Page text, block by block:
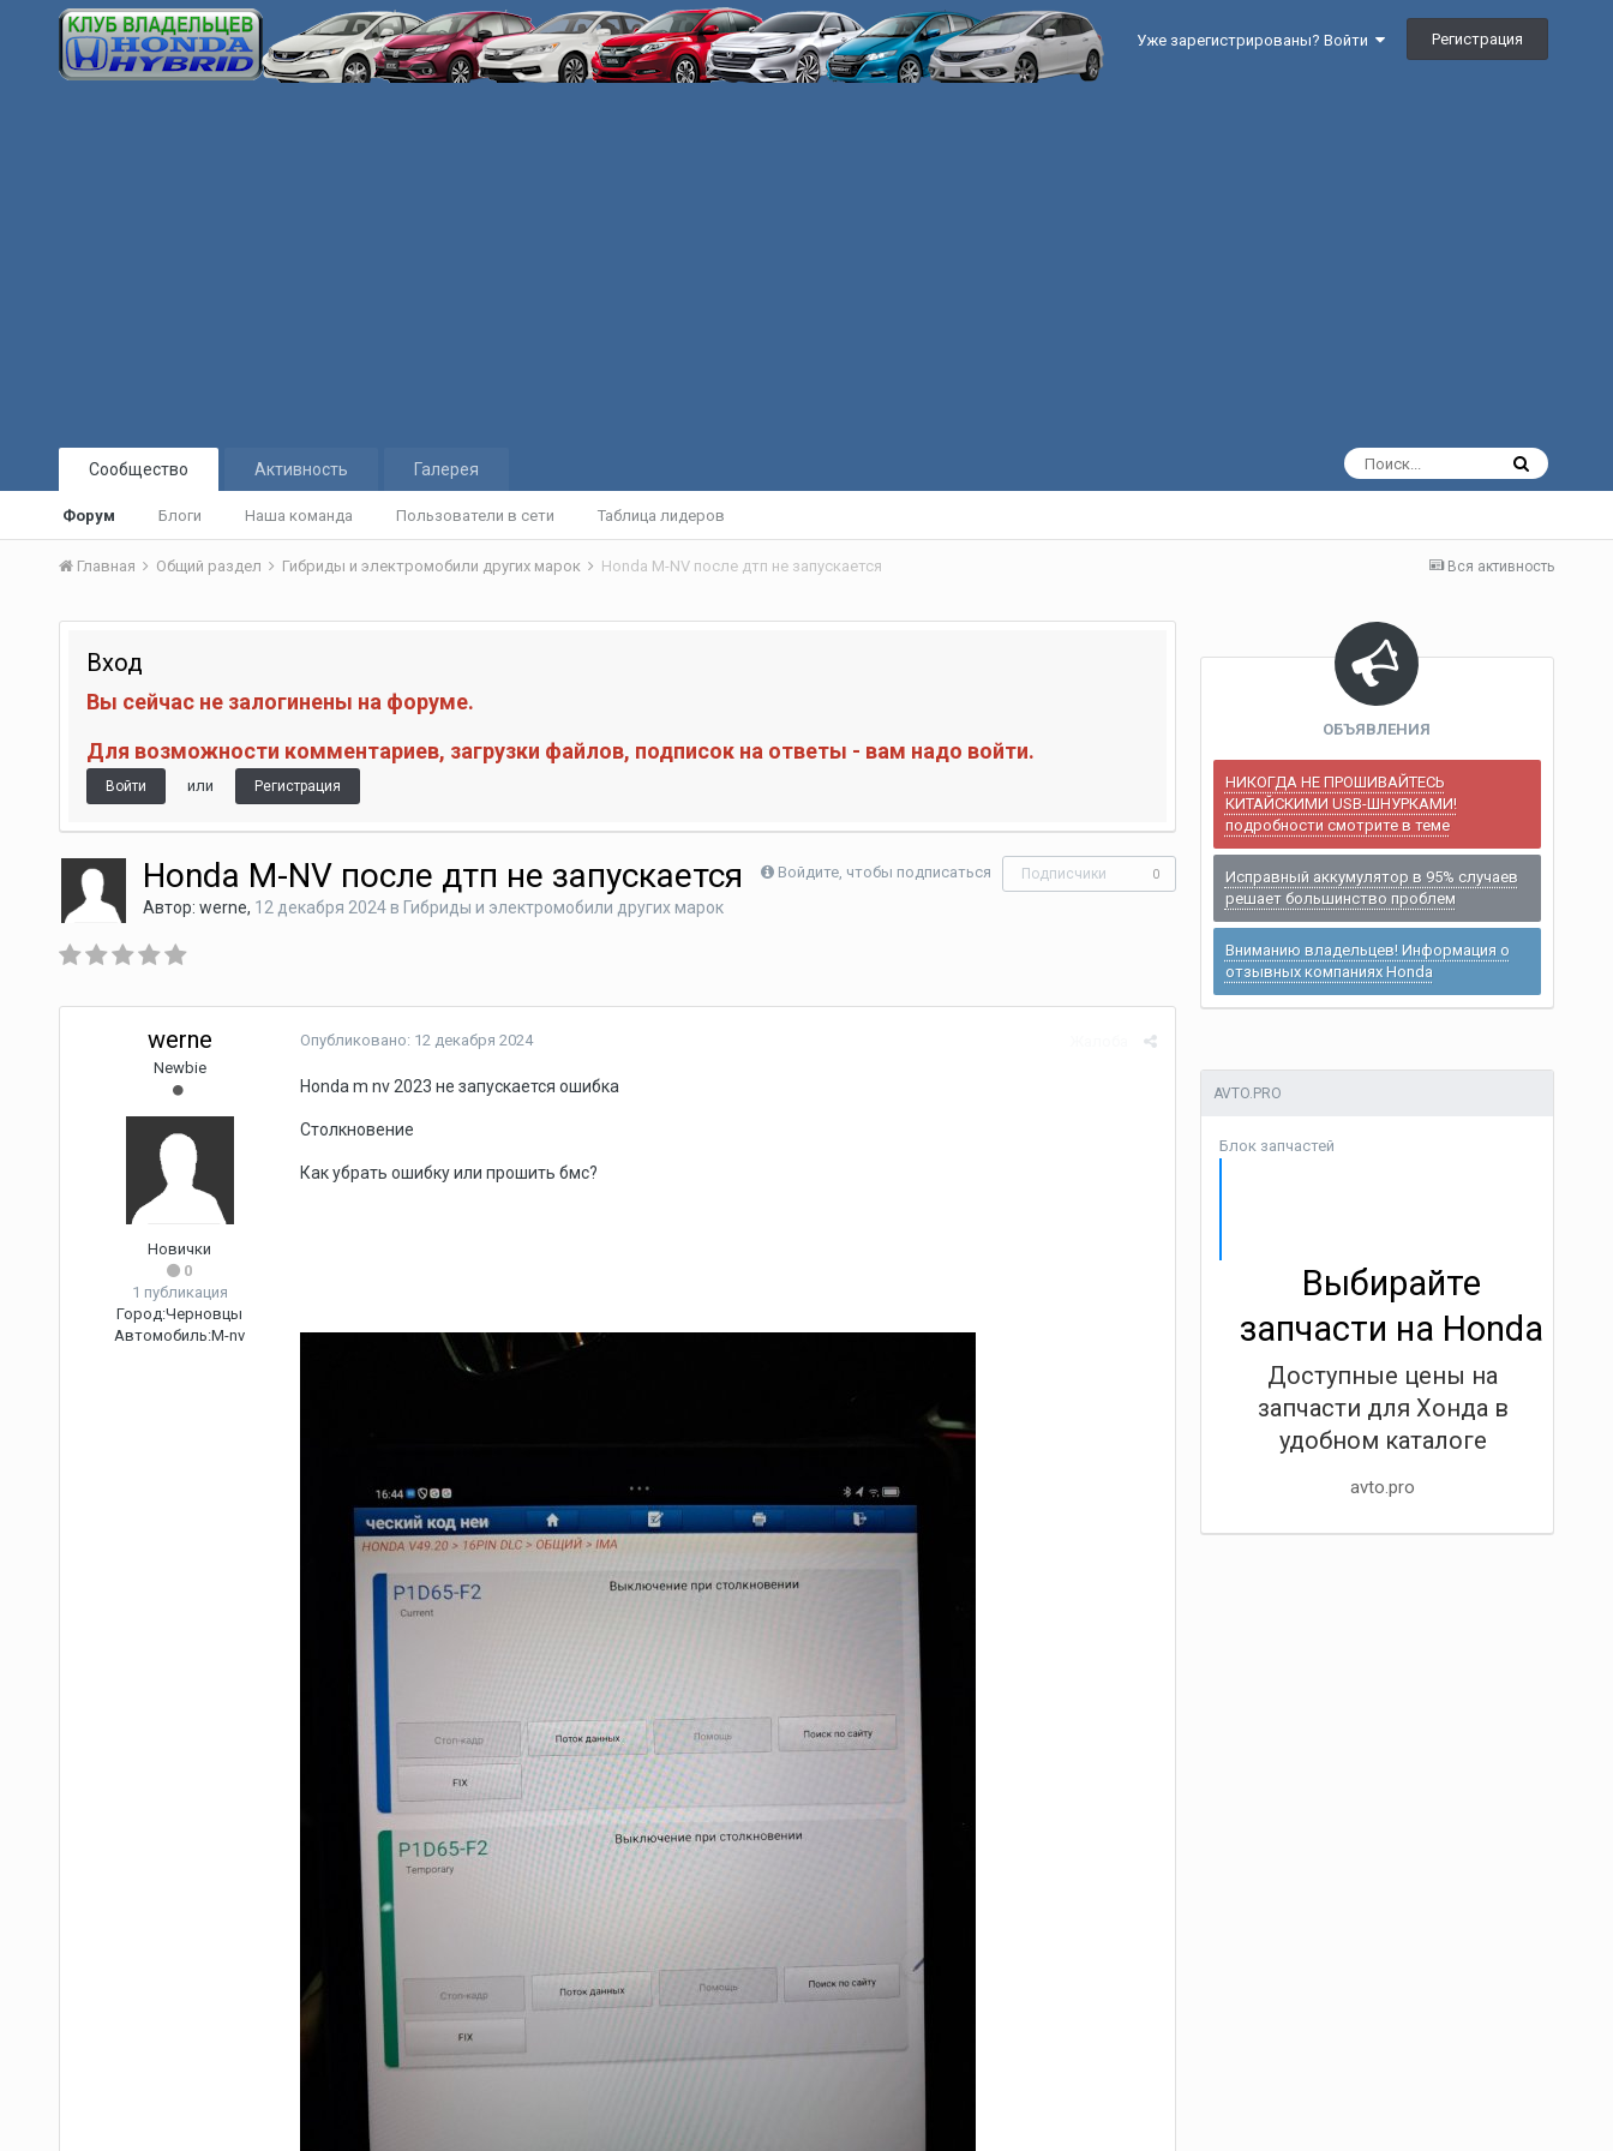
Уже зарегистрированы? Войти Регистрация
Сообщество
Форум Блоги Наша команда Пользователи в сети Таблица лидеров
Активность Галерея
Вся активность
Главная Общий раздел Гибриды и электромобили других марок Honda M-NV после дтп не запускается
Вход
Вы сейчас не залогинены на форуме.
Для возможности комментариев, загрузки файлов, подписок на ответы - вам надо войти.
Войти или Регистрация
Войдите, чтобы подписаться Подписчики 0
Honda M-NV после дтп не запускается
Автор: werne, 12 декабря 2024в Гибриды и электромобили других марок
werne
Newbie
Новички
0
1 публикация
Город:Черновцы
Автомобиль:M-nv
Опубликовано: 12 декабря 2024
Honda m nv 2023 не запускается ошибка
Столкновение
Как убрать ошибку или прошить бмс?
ОБЪЯВЛЕНИЯ
НИКОГДА НЕ ПРОШИВАЙТЕСЬ
КИТАЙСКИМИ USB-ШНУРКАМИ!
подробности смотрите в теме
Исправный аккумулятор в 95% случаев
решает большинство проблем
Вниманию владельцев! Информация о
отзывных компаниях Honda
AVTO.PRO
Блок запчастей
Выбирайте
запчасти на Honda
Доступные цены на
запчасти для Хонда в
удобном каталоге
avto.pro